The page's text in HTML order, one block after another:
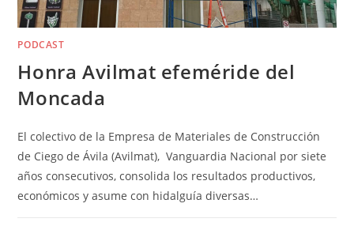
PODCAST
Honra Avilmat efeméride del
Moncada
El colectivo de la Empresa de Materiales de Construcción
de Ciego de Ávila (Avilmat), Vanguardia Nacional por siete
años consecutivos, consolida los resultados productivos,
económicos y asume con hidalguía diversas…